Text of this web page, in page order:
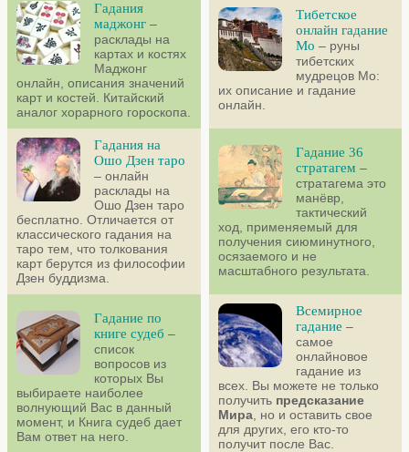
Гадания
маджонг –
расклады на
картах и костях
Маджонг
онлайн, описания значений
карт и костей. Китайский
аналог хорарного гороскопа.
Тибетское
онлайн гадание
Мо – руны
тибетских
мудрецов Мо:
их описание и гадание
онлайн.
Гадания на
Ошо Дзен таро
– онлайн
расклады на
Ошо Дзен таро
бесплатно. Отличается от
классического гадания на
таро тем, что толкования
карт берутся из философии
Дзен буддизма.
Гадание 36
стратагем –
стратагема это
манёвр,
тактический
ход, применяемый для
получения сиюминутного,
осязаемого и не
масштабного результата.
Гадание по
книге судеб –
список
вопросов из
которых Вы
выбираете наиболее
волнующий Вас в данный
момент, и Книга судеб дает
Вам ответ на него.
Всемирное
гадание –
самое
онлайновое
гадание из
всех. Вы можете не только
получить предсказание
Мира , но и оставить свое
для других, его кто-то
получит после Вас.